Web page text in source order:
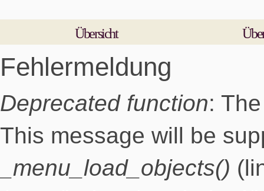
Übersicht
Fehlermeldung
Deprecated function:
This message will be
_menu_load_objects()